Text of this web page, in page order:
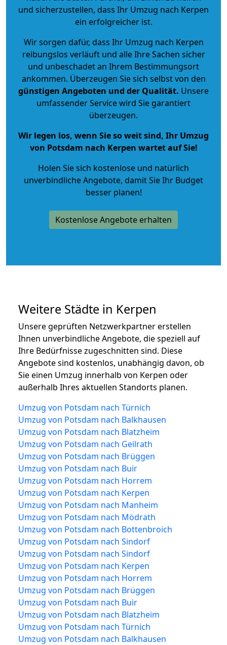
und sicherzustellen, dass Ihr Umzug nach Kerpen
ein erfolgreicher ist.
Wir sorgen dafür, dass Ihr Umzug nach Kerpen
reibungslos verläuft und alle Ihre Sachen sicher
und unbeschadet an Ihrem Bestimmungsort
ankommen. Überzeugen Sie sich selbst von den
günstigen Angeboten und der Qualität. Unsere
umfassender Service wird Sie garantiert
überzeugen.
Wir legen los, wenn Sie so weit sind, Ihr Umzug
von Potsdam nach Kerpen wartet auf Sie!
Holen Sie sich kostenlose und natürlich
unverbindliche Angebote, damit Sie Ihr Budget
besser planen!
Kostenlose Angebote erhalten
Weitere Städte in Kerpen
Unsere geprüften Netzwerkpartner erstellen
Ihnen unverbindliche Angebote, die speziell auf
Ihre Bedürfnisse zugeschnitten sind. Diese
Angebote sind kostenlos, unabhängig davon, ob
Sie einen Umzug innerhalb von Kerpen oder
außerhalb Ihres aktuellen Standorts planen.
Umzug von Potsdam nach Türnich
Umzug von Potsdam nach Balkhausen
Umzug von Potsdam nach Blatzheim
Umzug von Potsdam nach Geilrath
Umzug von Potsdam nach Brüggen
Umzug von Potsdam nach Buir
Umzug von Potsdam nach Horrem
Umzug von Potsdam nach Kerpen
Umzug von Potsdam nach Manheim
Umzug von Potsdam nach Mödrath
Umzug von Potsdam nach Bottenbroich
Umzug von Potsdam nach Sindorf
Umzug von Potsdam nach Sindorf
Umzug von Potsdam nach Kerpen
Umzug von Potsdam nach Horrem
Umzug von Potsdam nach Brüggen
Umzug von Potsdam nach Buir
Umzug von Potsdam nach Blatzheim
Umzug von Potsdam nach Türnich
Umzug von Potsdam nach Balkhausen